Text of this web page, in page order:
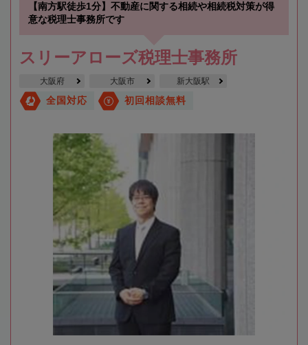
【南方駅徒歩1分】不動産に関する相続や相続税対策が得
意な税理士事務所です
スリーアローズ税理士事務所
大阪府 大阪市 新大阪駅
全国対応 初回相談無料